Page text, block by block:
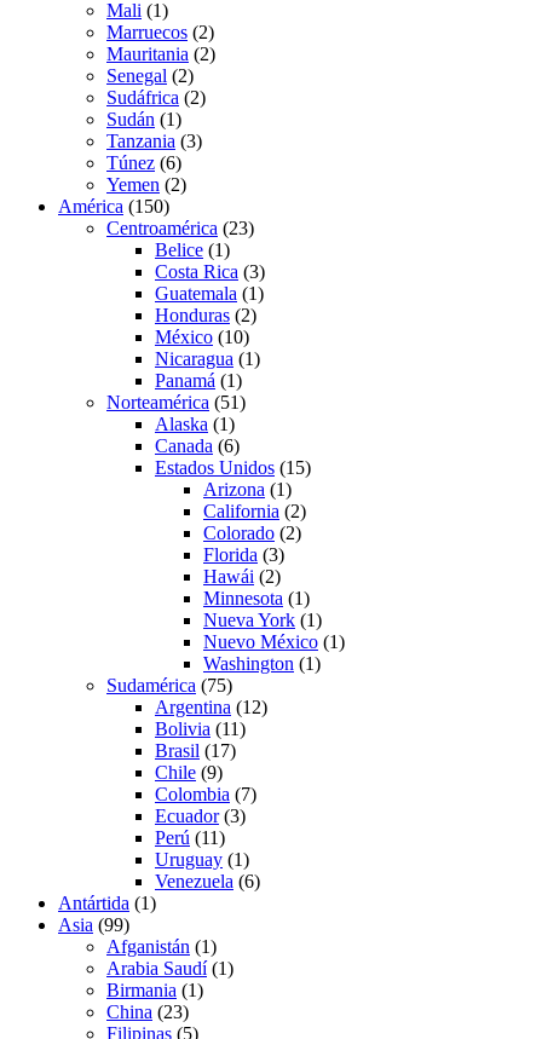
Mali (1)
Marruecos (2)
Mauritania (2)
Senegal (2)
Sudáfrica (2)
Sudán (1)
Tanzania (3)
Túnez (6)
Yemen (2)
América (150)
Centroamérica (23)
Belice (1)
Costa Rica (3)
Guatemala (1)
Honduras (2)
México (10)
Nicaragua (1)
Panamá (1)
Norteamérica (51)
Alaska (1)
Canada (6)
Estados Unidos (15)
Arizona (1)
California (2)
Colorado (2)
Florida (3)
Hawái (2)
Minnesota (1)
Nueva York (1)
Nuevo México (1)
Washington (1)
Sudamérica (75)
Argentina (12)
Bolivia (11)
Brasil (17)
Chile (9)
Colombia (7)
Ecuador(3)
Perú (11)
Uruguay (1)
Venezuela (6)
Antártida (1)
Asia (99)
Afganistán (1)
Arabia Saudí(1)
Birmania (1)
China (23)
Filipinas (5)